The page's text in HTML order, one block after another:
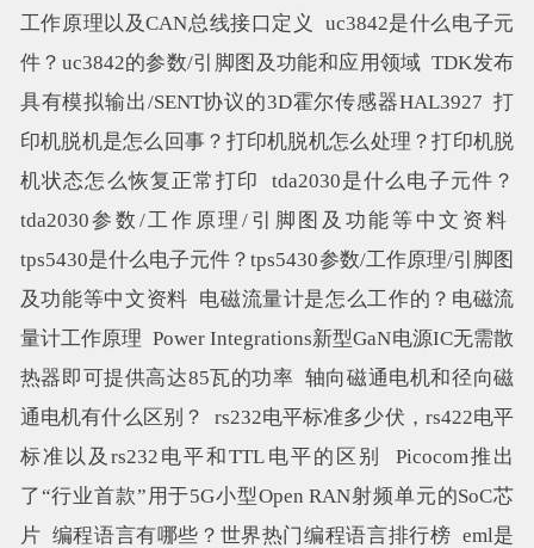
工作原理以及CAN总线接口定义
uc3842是什么电子元
件？uc3842的参数/引脚图及功能和应用领域 TDK发布
具有模拟输出/SENT协议的3D霍尔传感器HAL3927 打
印机脱机是怎么回事？打印机脱机怎么处理？打印机脱
机状态怎么恢复正常打印
tda2030是什么电子元件？
tda2030参数/工作原理/引脚图及功能等中文资料
tps5430是什么电子元件？tps5430参数/工作原理/引脚图
及功能等中文资料 电磁流量计是怎么工作的？电磁流
量计工作原理 Power Integrations新型GaN电源IC无需散
热器即可提供高达85瓦的功率 轴向磁通电机和径向磁
通电机有什么区别？
rs232电平标准多少伏，rs422电平
标准以及rs232电平和TTL电平的区别
Picocom推出
了“行业首款”用于5G小型Open RAN射频单元的SoC芯
片 编程语言有哪些？世界热门编程语言排行榜 eml是